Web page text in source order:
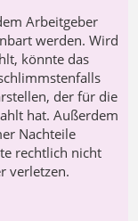
Arbeitgeber
werden. Wird
könnte das
der für die
hat. Außerdem
Nachteile
rechtlich nicht
verletzen.